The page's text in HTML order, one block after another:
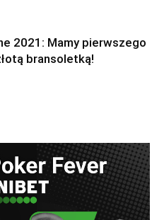
2021: Mamy pierwszego
bransoletką!